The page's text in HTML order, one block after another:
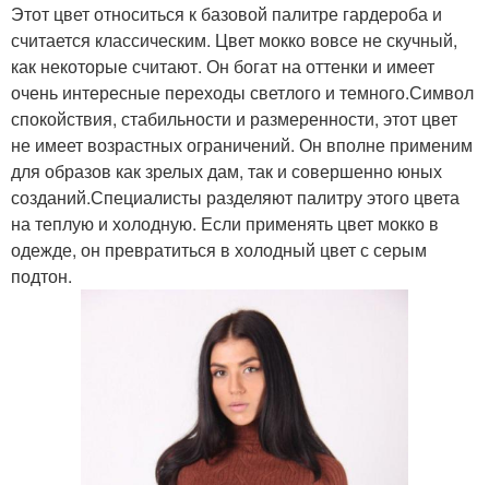
Этот цвет относиться к базовой палитре гардероба и
считается классическим. Цвет мокко вовсе не скучный,
как некоторые считают. Он богат на оттенки и имеет
очень интересные переходы светлого и темного.Символ
спокойствия, стабильности и размеренности, этот цвет
не имеет возрастных ограничений. Он вполне применим
для образов как зрелых дам, так и совершенно юных
созданий.Специалисты разделяют палитру этого цвета
на теплую и холодную. Если применять цвет мокко в
одежде, он превратиться в холодный цвет с серым
подтон.